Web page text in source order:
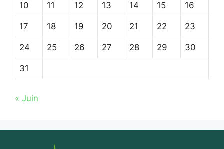
10 11 12 13 14 15 16
17 18 19 20 21 22 23
24 25 26 27 28 29 30
31
« Juin